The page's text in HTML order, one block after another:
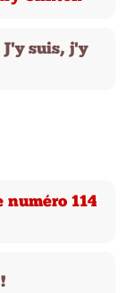
J'y suis, j'y
114